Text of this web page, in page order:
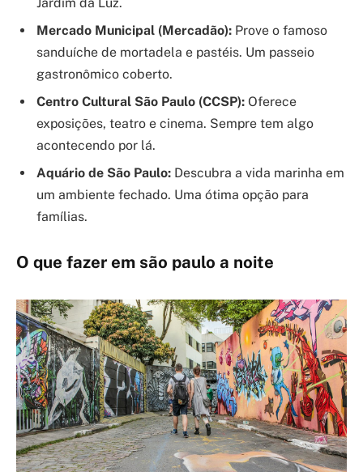
Mercado Municipal (Mercadão): Prove o famoso
sanduíche de mortadela e pastéis. Um passeio
gastronômico coberto.
Centro Cultural São Paulo (CCSP): Oferece
exposições, teatro e cinema. Sempre tem algo
acontecendo por lá.
Aquário de São Paulo: Descubra a vida marinha em
um ambiente fechado. Uma ótima opção para
famílias.
O que fazer em são paulo a noite